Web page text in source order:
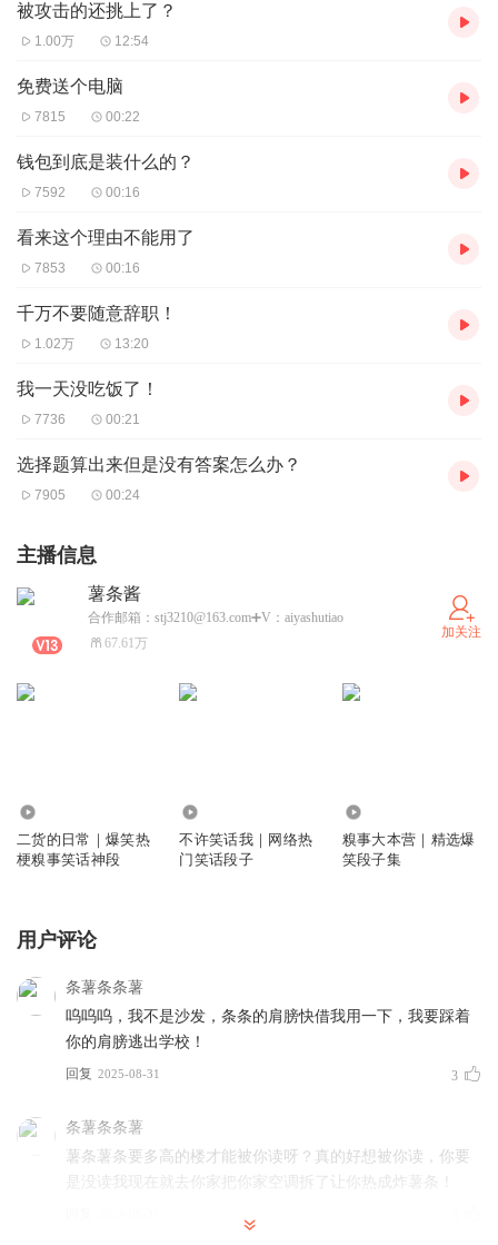
被攻击的还挑上了？
1.00万 12:54
免费送个电脑
7815 00:22
钱包到底是装什么的？
7592 00:16
看来这个理由不能用了
7853 00:16
千万不要随意辞职！
1.02万 13:20
我一天没吃饭了！
7736 00:21
选择题算出来但是没有答案怎么办？
7905 00:24
主播信息
薯条酱
合作邮箱：stj3210@163.com➕V：aiyashutiao
67.61万
加关注
二货的日常｜爆笑热
梗糗事笑话神段
不许笑话我｜网络热
门笑话段子
糗事大本营｜精选爆
笑段子集
用户评论
条薯条条薯
呜呜呜，我不是沙发，条条的肩膀快借我用一下，我要踩着
你的肩膀逃出学校！
回复 2025-08-31 3
条薯条条薯
薯条薯条要多高的楼才能被你读呀？真的好想被你读，你要
是没读我现在就去你家把你家空调拆了让你热成炸薯条！